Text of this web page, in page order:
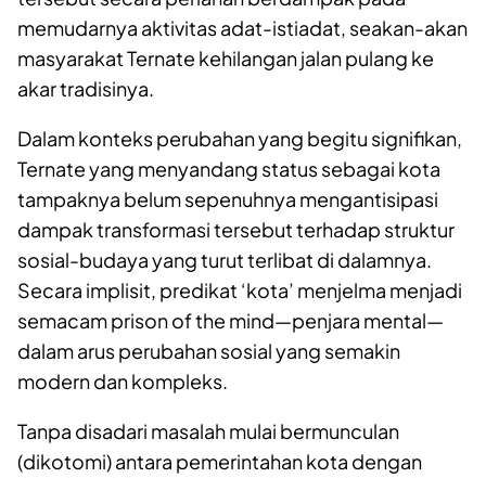
memudarnya aktivitas adat-istiadat, seakan-akan
masyarakat Ternate kehilangan jalan pulang ke
akar tradisinya.
Dalam konteks perubahan yang begitu signifikan,
Ternate yang menyandang status sebagai kota
tampaknya belum sepenuhnya mengantisipasi
dampak transformasi tersebut terhadap struktur
sosial-budaya yang turut terlibat di dalamnya.
Secara implisit, predikat ‘kota’ menjelma menjadi
semacamprison of the mind—penjara mental—
dalam arus perubahan sosial yang semakin
modern dan kompleks.
Tanpa disadari masalah mulai bermunculan
(dikotomi) antara pemerintahan kota dengan